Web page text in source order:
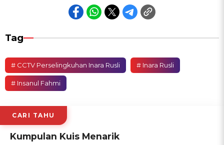
Tag
# CCTV Perselingkuhan Inara Rusli # Inara Rusli
# Insanul Fahmi
CARI TAHU
Kumpulan Kuis Menarik